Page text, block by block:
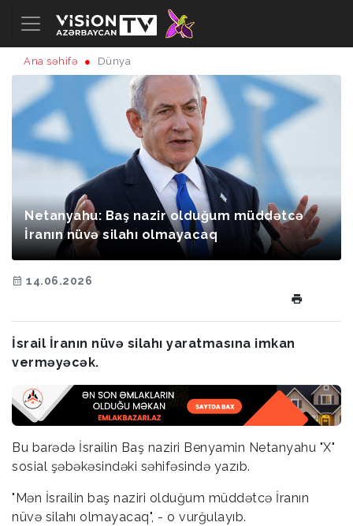
Ana səhifə Dünya
Netanyahu: Baş nazir olduğum müddətcə
İranın nüvə silahı olmayacaq
14.06.2026
İsrail İranın nüvə silahı yaratmasına imkan
verməyəcək.
Bu barədə İsrailin Baş naziri Benyamin Netanyahu "X"
sosial şəbəkəsindəki səhifəsində yazıb.
"Mən İsrailin baş naziri olduğum müddətcə İranın
nüvə silahı olmayacaq", - o vurğulayıb.